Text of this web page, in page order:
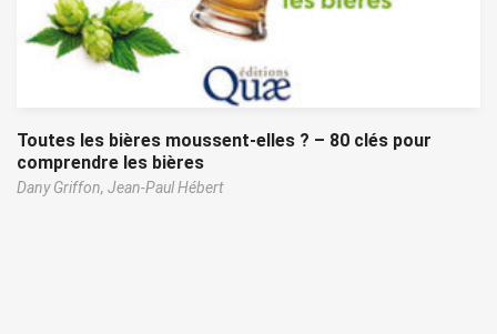
Toutes les bières moussent-elles ? – 80 clés pour
comprendre les bières
Dany Griffon, Jean-Paul Hébert